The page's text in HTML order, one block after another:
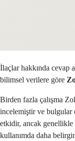
İlaçlar hakkında cevap
bilimsel verilere göre
Birden fazla çalışma
incelemiştir ve bulgular
etkidir, ancak
kullanımda daha